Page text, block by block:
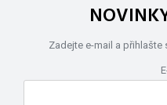
Zadejte e-mail a přihlašte